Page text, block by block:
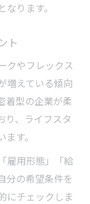
ります。
ト
クやフレックス
増えている傾向
着型の企業が柔
り、ライフスタ
す。
雇用形態」「給
分の希望条件を
にチェックしま